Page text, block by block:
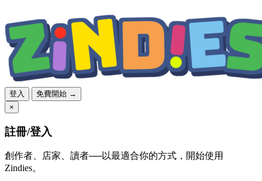
登入
免費開始 →
×
註冊/登入
創作者、店家、讀者──以最適合你的方式，開始使用
Zindies。